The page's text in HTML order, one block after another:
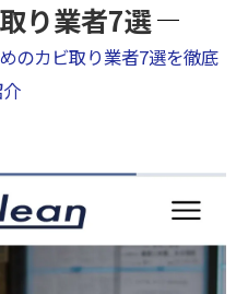
り業者7選
のカビ取り業者7選を徹底